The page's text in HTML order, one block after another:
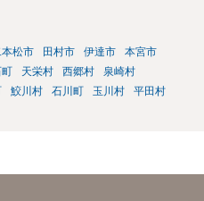
松市 田村市 伊達市
本宮市
天栄村 西郷村
泉崎村
鮫川村 石川町 玉川村
平田村